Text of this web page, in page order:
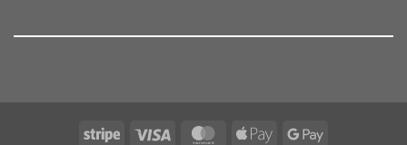
Stripe Visa MasterCardApple Google